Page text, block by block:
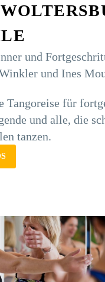
und
und Ines
Tangoreise für
und alle, die
tanzen.